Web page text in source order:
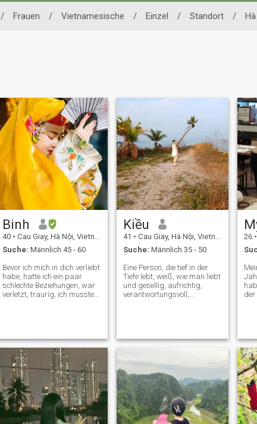
/ Frauen / Vietnamesische / Einzel / Standort /
Binh
40 • Cau Giay, Hà Nội, Vietnam
Suche: Männlich 45 - 60
Bevor ich mich in dich verliebt
habe, hatte ich ein paar
schlechte Beziehungen, war
verletzt, traurig, ich musste
immer sicher fühlt. Ich bin
sensibel, traurig, ich brauche
Zeit, um mich
auszubalancieren und dich
ehrlich, unerbittlich zu sein.
Weil ich mich nicht sicher
fühle, sind meine Besitztümer
hoch. Wenn du mich liebst,
solltest du in der Lage sein,
Abstand zu anderen
Kiều
41 • Cau Giay, Hà Nội, Vietnam
Suche: Männlich 35 - 50
Eine Person, die tief in der
Tiefe lebt, weiß, wie man liebt
und gesellig, aufrichtig,
verantwortungsvoll,
Freund zu finden, der eine
letzten friedlichen Ziel gehen.
26 •
der
Ich
der